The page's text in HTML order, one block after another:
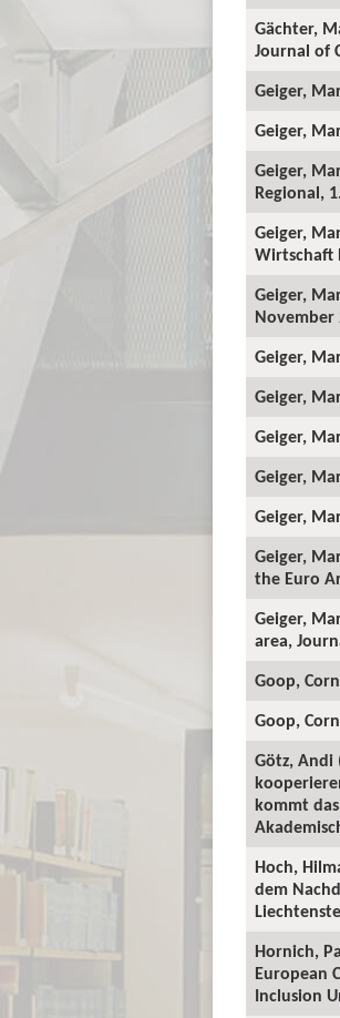
Gächter,
Journal of
Geiger,
Geiger,
Geiger,
Regional,
Geiger,
Wirtschaft
Geiger,
November
Geiger,
Geiger,
Geiger,
Geiger,
Geiger,
Geiger,
the Euro
Geiger,
area,
Goop,
Goop,
Götz, Andi
kommt
Hoch,
dem
Hornich,
European
Inclusion